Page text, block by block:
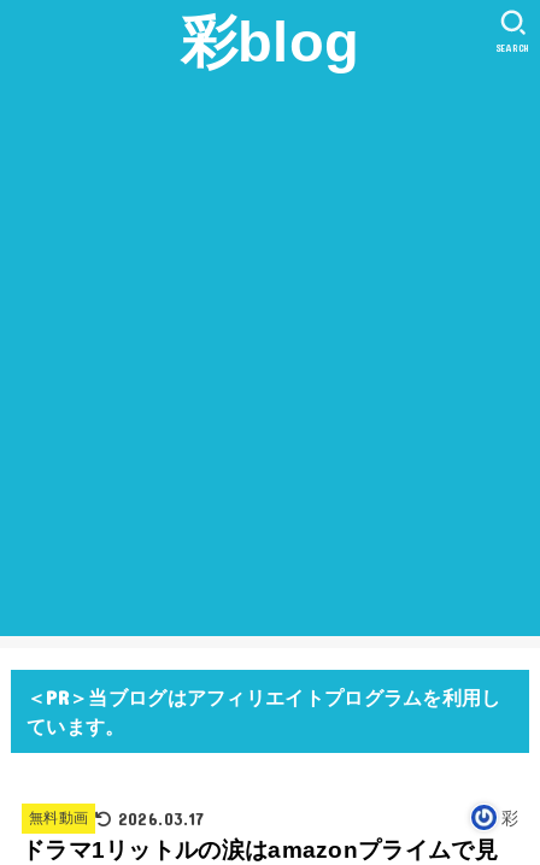
彩blog SEARCH
＜PR＞当ブログはアフィリエイトプログラムを利用し
ています。
無料動画 2026.03.17 彩
ドラマ1リットルの涙はamazonプライムで見